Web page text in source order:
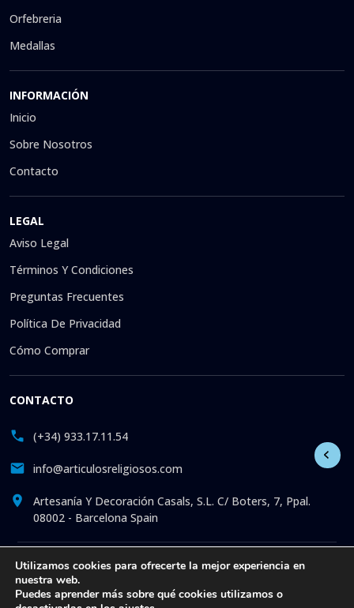
Orfebreria
Medallas
INFORMACIÓN
Inicio
Sobre Nosotros
Contacto
LEGAL
Aviso Legal
Términos Y Condiciones
Preguntas Frecuentes
Política De Privacidad
Cómo Comprar
CONTACTO
(+34) 933.17.11.54
info@articulosreligiosos.com
Artesanía Y Decoración Casals, S.L. C/ Boters, 7, Ppal.
08002 - Barcelona Spain
© 2026 © 1992-presente Artesanía y Decoración Casals, S.L.
Reservados todos los derechos. Tienda online especializada
en la venta de Artículos Religiosos: Estatuas. Fotos. Iconos.
Utilizamos cookies para ofrecerte la mejor experiencia en
nuestra web.
Puedes aprender más sobre qué cookies utilizamos o